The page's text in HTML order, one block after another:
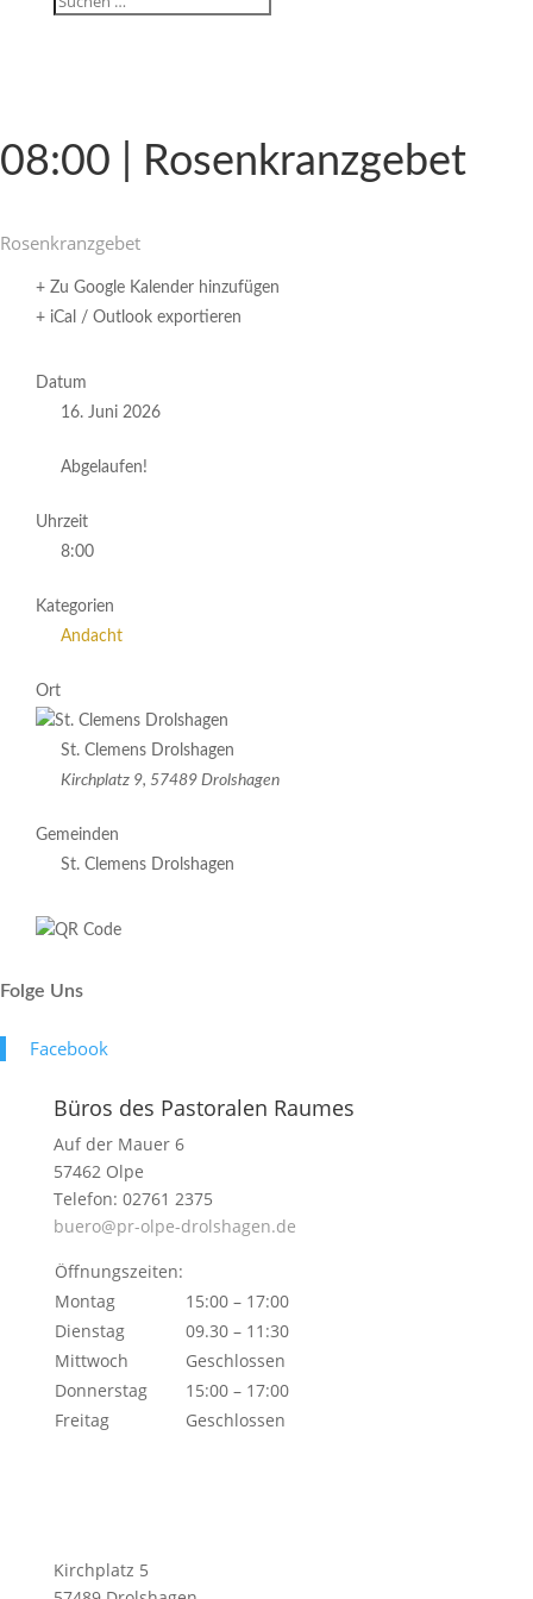
08:00 | Rosenkranzgebet
Rosen­kranz­gebet
+ Zu Google Kalender hinzufügen
+ iCal / Outlook exportieren
Datum
16. Juni 2026
Abgelaufen!
Uhrzeit
8:00
Kategorien
Andacht
Ort
St. Clemens Drolshagen
Kirchplatz 9, 57489 Drolshagen
Gemeinden
St. Clemens Drolshagen
Folge Uns
Face­book
Büros des Pastoralen Raumes
Auf der Mauer 6
57462 Olpe
Telefon: 02761 2375
buero@pr-olpe-drolshagen.de
Öffnungszeiten:
Montag
15:00 – 17:00
Dienstag
09.30 – 11:30
Mittwoch
Geschlossen
Donnerstag
15:00 – 17:00
Freitag
Geschlossen
Kirchplatz 5